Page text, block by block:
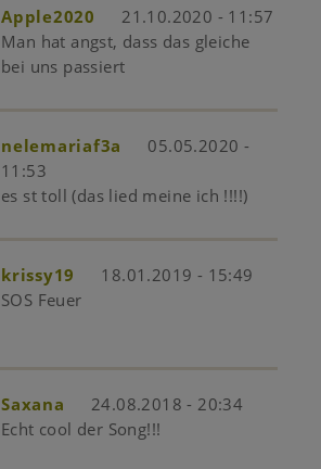
Apple2020
21.10.2020 - 11:57
Man hat angst, dass das gleiche
bei uns passiert
nelemariaf3a
05.05.2020 -
11:53
es st toll (das lied meine ich !!!!)
krissy19
18.01.2019 - 15:49
SOS Feuer
Saxana
24.08.2018 - 20:34
Echt cool der Song!!!